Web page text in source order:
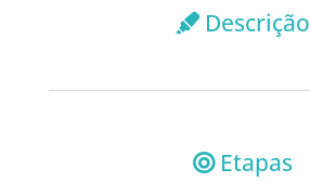
Descrição
Etapas